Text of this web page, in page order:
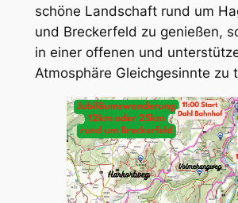
schöne Landschaft rund um
und Breckerfeld zu genießen,
in einer offenen und
Atmosphäre Gleichgesinnte zu